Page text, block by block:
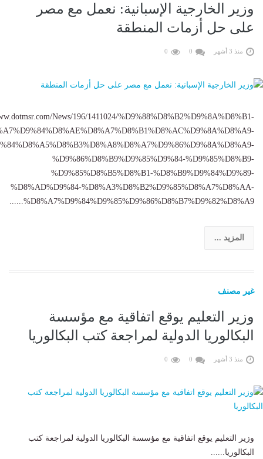
وزير الخارجية الإسبانية: نعمل مع مصر
على حل أزمات المنطقة
منذ 3 أشهر 0
0
News/196/1411024/%D9%88%D8%B2%D9%8A%D8%B1-
%D9%86%D8%B9%D9%85%D9%84-%D9%85%D8%B9-
%D9%85%D8%B5%D8%B1-%D8%B9%D9%84%D9%89-
%D8%AD%D9%84-%D8%A3%D8%B2%D9%85%D8%A7%D8%AA-
%D8%A7%D9%84%D9%85%D9%86%D8%B7%D9%82%D8%A9......
المزيد ...
غير مصنف
وزير التعليم يوقع اتفاقية مع مؤسسة
البكالوريا الدولية لمراجعة كتب البكالوريا
منذ 3 أشهر 0
0
وزير التعليم يوقع اتفاقية مع مؤسسة البكالوريا الدولية لمراجعة كتب
البكالوريا......